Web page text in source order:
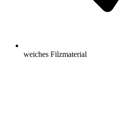
weiches Filzmaterial